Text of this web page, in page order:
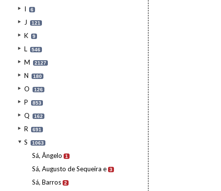
I 6
J 121
K 9
L 546
M 2127
N 180
O 126
P 853
Q 162
R 691
S 1063
Sá, Ângelo 1
Sá, Augusto de Sequeira e 3
Sá, Barros 2